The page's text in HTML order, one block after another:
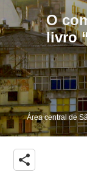
O
livro
Área central de
share